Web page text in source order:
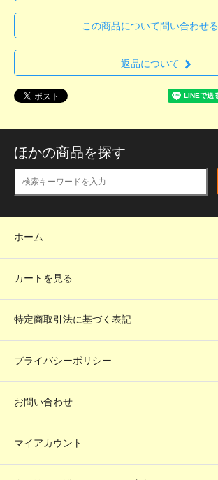
この商品について問い合わせる
返品について
ほかの商品を探す
ホーム
カートを見る
特定商取引法に基づく表記
プライバシーポリシー
お問い合わせ
マイアカウント